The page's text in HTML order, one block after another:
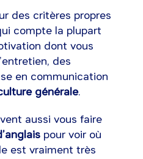
des critères propres
compte la plupart
dont vous
des
en communication
générale.
aussi vous faire
pour voir où
est vraiment très